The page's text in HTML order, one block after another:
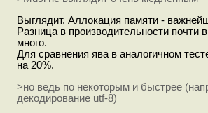
Выглядит. Аллокация памяти -
Разница в производительности почти
много.
Для сравнения ява в аналогичном
на 20%.
>но ведь по некоторым и быстрее
декодирование utf-8)